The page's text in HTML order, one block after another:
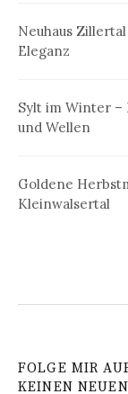
Neuhaus
Eleganz
Sylt im Winter –
und Wellen
Goldene
Kleinwalsertal
FOLGE MIR
KEINEN